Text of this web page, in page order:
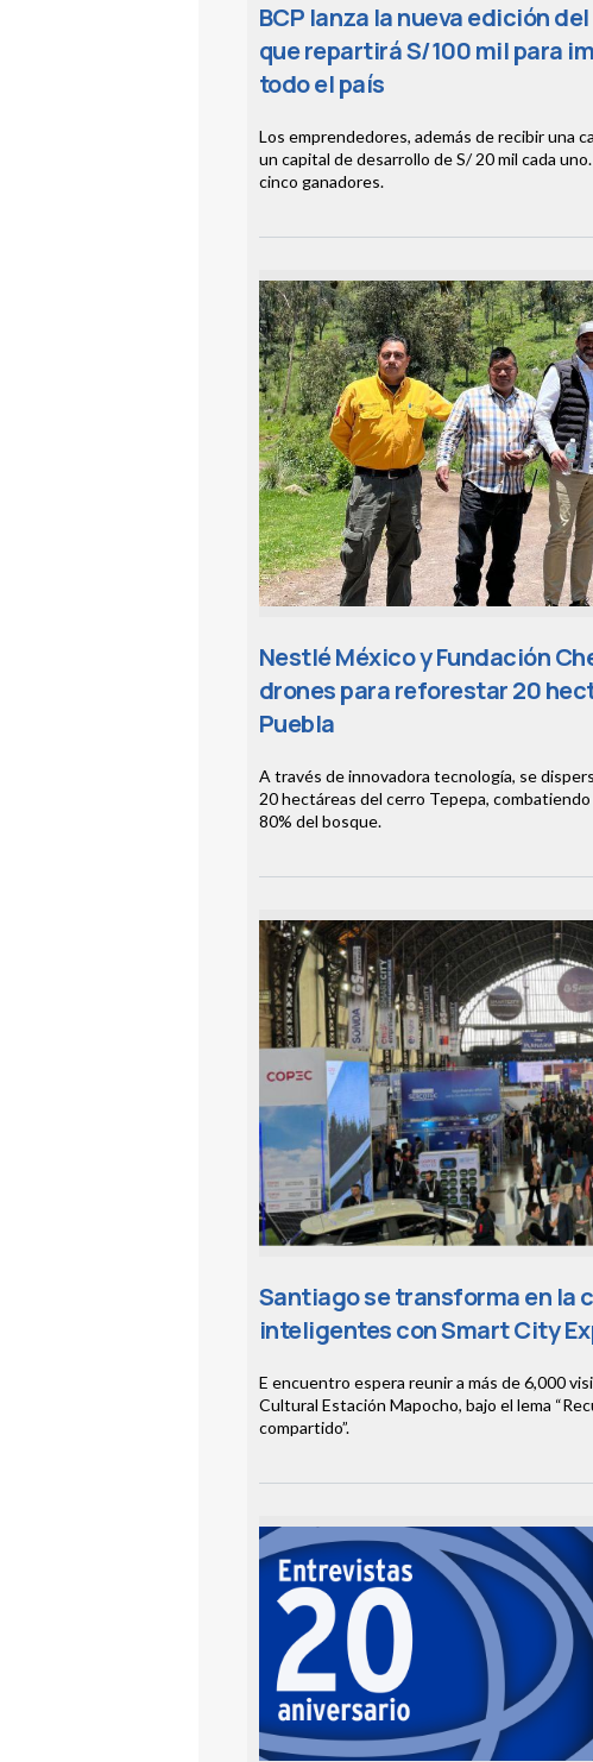
BCP lanza la nueva edición
que repartirá S/100 mil para
todo el país
Los emprendedores, además de recibir una
un capital de desarrollo de S/ 20 mil cada
cinco ganadores.
Nestlé México y Fundación
drones para reforestar 20
Puebla
A través de innovadora tecnología, se
20 hectáreas del cerro Tepepa,
80% del bosque.
Santiago se transforma en la
inteligentes con Smart City
E encuentro espera reunir a más de 6,000
Cultural Estación Mapocho, bajo el lema
compartido”.